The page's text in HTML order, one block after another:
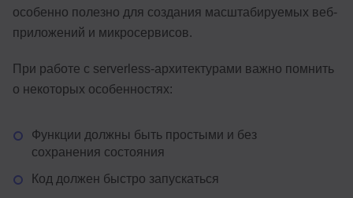
особенно полезно для создания масштабируемых веб-
приложений и микросервисов.
При работе с serverless-архитектурами важно помнить
о некоторых особенностях:
Функции должны быть простыми и без
сохранения состояния
Код должен быстро запускаться